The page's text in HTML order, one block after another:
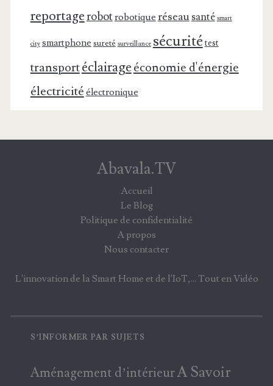
reportagerobotrobotique réseausanté smart
city smartphone sureté surveillance sécuritétest
transportéclairageéconomie d'énergie
électricité électronique
Abavala.TV
Accueil
Le Blog
Politique de confidentialité
A propos
Nous contacter
L'innovation de la Smart Home et de l'IoT,... Tout en Vidéo
S’INFORMER PAR SUJETS
Aménagement d’intérieurA Savoir